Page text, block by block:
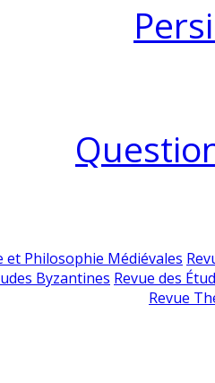
et Philosophie Médiévales
Byzantines Revue des
Revue